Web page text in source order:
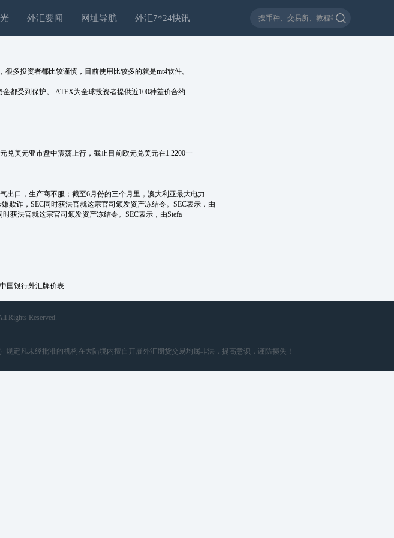
外汇要闻 网址导航 外汇7*24快讯
多投资者都比较谨慎，目前使用比较多的就是mt4软件。
都受到保护。 ATFX为全球投资者提供近100种差价合约
美元亚市盘中震荡上行，截止目前欧元兑美元在1.2200一
出口，生产商不服；截至6月份的三个月里，澳大利亚最大电力
欺诈，SEC同时获法官就这宗官司颁发资产冻结令。SEC表示，由
获法官就这宗官司颁发资产冻结令。SEC表示，由Stefa
国银行外汇牌价表
Rights Reserved.
定凡未经批准的机构在大陆境内擅自开展外汇期货交易均属非法，提高意识，谨防损失！